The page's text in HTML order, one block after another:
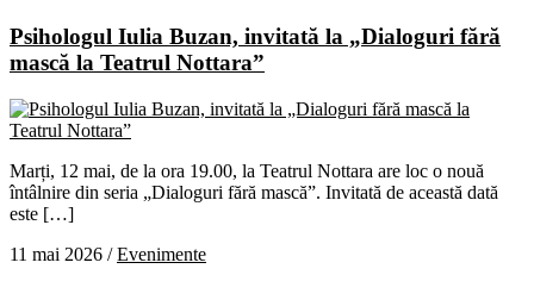
Psihologul Iulia Buzan, invitată la „Dialoguri fără
mască la Teatrul Nottara”
Marți, 12 mai, de la ora 19.00, la Teatrul Nottara are loc o nouă
întâlnire din seria „Dialoguri fără mască”. Invitată de această dată
este […]
11 mai 2026 /Evenimente